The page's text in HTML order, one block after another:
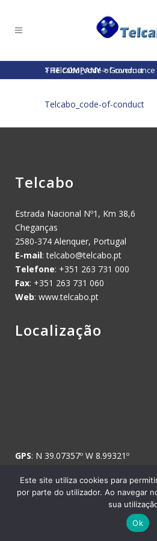
THE COMPANY>Governance
>Telcabo_code-of-conduct
Telcabo_code-of-conduct
Telcabo
Estrada Nacional Nº1, Km 38,6
Cheganças
2580-374 Alenquer, Portugal
E-mail:telcabo@telcabo.pt
Telefone: +351 263 731 000
Fax: +351 263 731 060
Web: www.telcabo.pt
Localização
GPS: N 39.07357º W 8.99321º
Copyright © 2008 Telcabo,
Este site utiliza cookies para
por parte do utilizador. Ao navegar
sua
Ok